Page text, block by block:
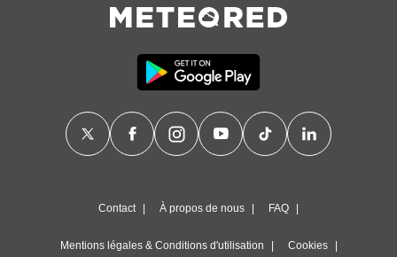
Contact À propos de nous FAQ
Mentions légales & Conditions d'utilisation Cookies